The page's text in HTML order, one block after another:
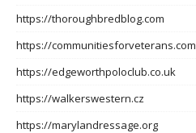
https://thoroughbredblog.com
https://communitiesforveterans.com
https://edgeworthpoloclub.co.uk
https://walkerswestern.cz
https://marylandressage.org